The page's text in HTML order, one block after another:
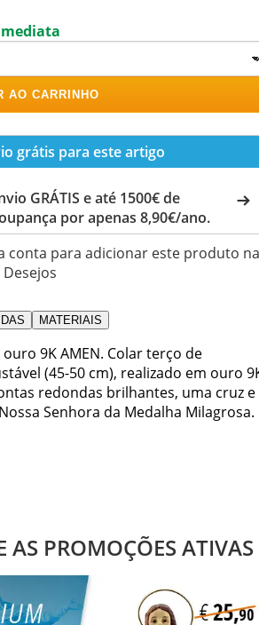
AO CARRINHO
grátis para este artigo
GRÁTIS e até 1500€ de
por apenas 8,90€/ano.
conta para adicionar este produto na
MATERIAIS
9K AMEN. Colar terço de
(45-50 cm), realizado em ouro
redondas brilhantes, uma cruz e
Senhora da Medalha Milagrosa.
AS PROMOÇÕES ATIVAS